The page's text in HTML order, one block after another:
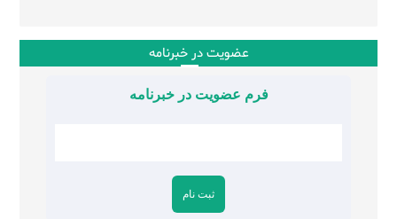
عضویت در خبرنامه
فرم عضویت در خبرنامه